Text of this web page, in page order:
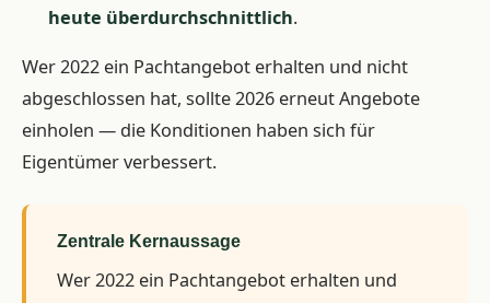
heute überdurchschnittlich.
Wer 2022 ein Pachtangebot erhalten und nicht
abgeschlossen hat, sollte 2026 erneut Angebote
einholen — die Konditionen haben sich für
Eigentümer verbessert.
Zentrale Kernaussage
Wer 2022 ein Pachtangebot erhalten und